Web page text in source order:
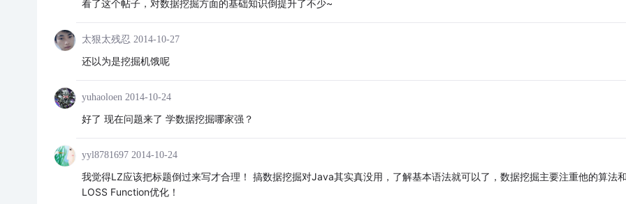
看了这个帖子，对数据挖掘方面的基础知识倒提升了不少~
太狠太残忍 2014-10-27
还以为是挖掘机饿呢
yuhaoloen 2014-10-24
好了 现在问题来了 学数据挖掘哪家强？
yyl8781697 2014-10-24
我觉得LZ应该把标题倒过来写才合理！ 搞数据挖掘对Java其实真没用，了解基本语法就可以了，数据挖掘主要注重他的算法
LOSS Function优化！